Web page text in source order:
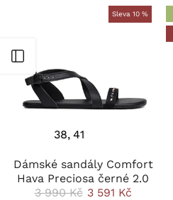
Sleva 10 %
38 41
Dámské sandály Comfort
Hava Preciosa černé 2.0
3 990 Kč 3 591 Kč